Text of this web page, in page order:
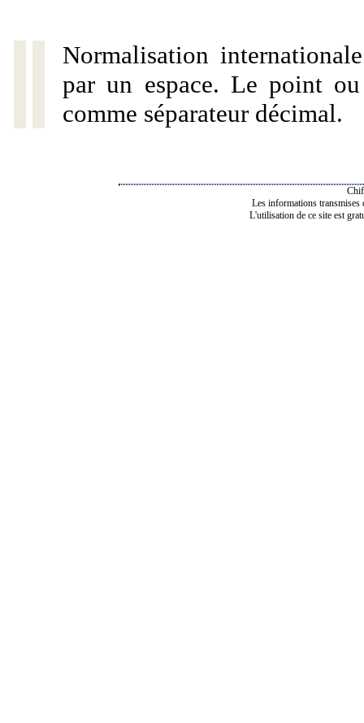
Normalisation
par un espace. Le point
comme séparateur décimal.
Les informations transmises
L'utilisation de ce site est